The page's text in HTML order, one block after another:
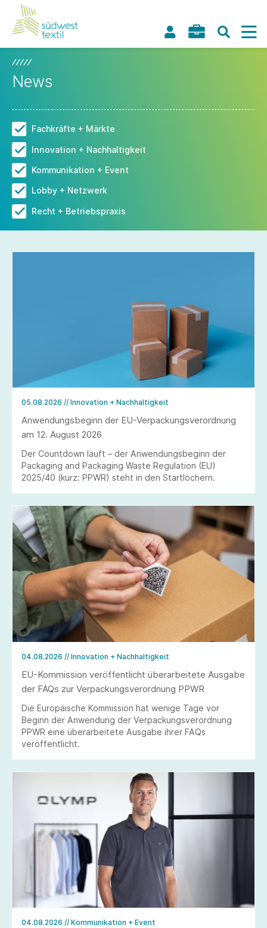
News
Fachkräfte + Märkte
Innovation + Nachhaltigkeit
Kommunikation + Event
Lobby + Netzwerk
Recht + Betriebspraxis
05.08.2026 // Innovation + Nachhaltigkeit
Anwendungsbeginn der EU-Verpackungsverordnung
am 12. August 2026
Der Countdown läuft – der Anwendungsbeginn der
Packaging and Packaging Waste Regulation (EU)
2025/40 (kurz: PPWR) steht in den Startlöchern.
04.08.2026 // Innovation + Nachhaltigkeit
EU-Kommission veröffentlicht überarbeitete Ausgabe
der FAQs zur Verpackungsverordnung PPWR
Die Europäische Kommission hat wenige Tage vor
Beginn der Anwendung der Verpackungsverordnung
PPWR eine überarbeitete Ausgabe ihrer FAQs
veröffentlicht.
04.08.2026 // Kommunikation + Event